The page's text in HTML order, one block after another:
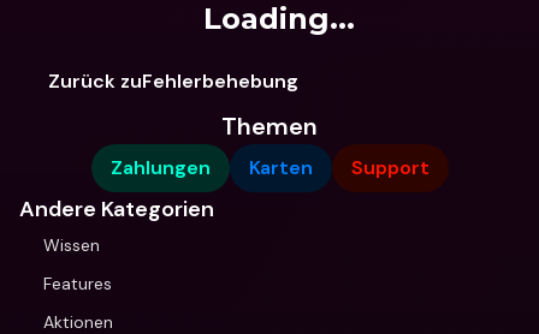
Loading...
Zurück zuFehlerbehebung
Themen
Zahlungen Karten Support
Andere Kategorien
Wissen
Features
Aktionen